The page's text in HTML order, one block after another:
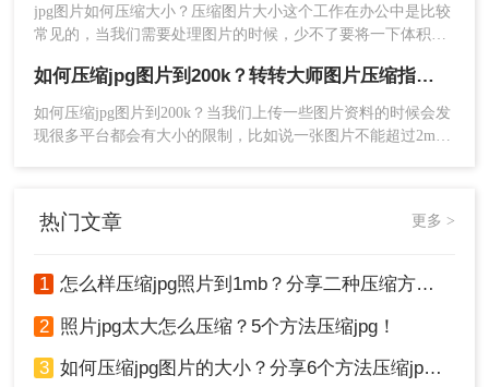
首先，启动WPS图片工具，接着打开您希望进行压缩的图片。
jpg图片如何压缩大小？​压缩图片大小这个工作在办公中是比较
常见的，当我们需要处理图片的时候，少不了要将一下体积较
市面上工具有很多，质量也是参差不齐，想要找到一款好用的
压缩jpg图片还得要多方测试，今天就来给大家推荐一下转转大
师，还不错的哦。
如何压缩jpg图片到200k？转转大师图片压缩指定大小工具推荐
如何压缩jpg图片到200k？​当我们上传一些图片资料的时候会发
现很多平台都会有大小的限制，比如说一张图片不能超过2m或
热门文章 更多 >
1 怎么样压缩jpg照片到1mb？分享二种压缩方法！
2 照片jpg太大怎么压缩？5个方法压缩jpg！
3 如何压缩jpg图片的大小？分享6个方法压缩jpg！